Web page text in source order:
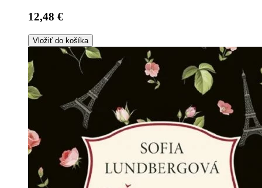
12,48 €
Vložiť do košíka